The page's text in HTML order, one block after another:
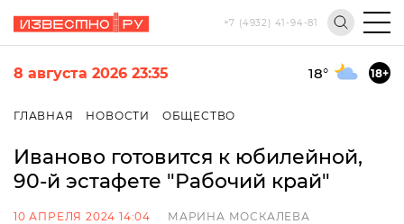
+7 (4932) 41-94-81
8 августа 2026 23:35 18° 18+
ГЛАВНАЯ НОВОСТИ ОБЩЕСТВО
Иваново готовится к юбилейной,
90-й эстафете "Рабочий край"
10 АПРЕЛЯ 2024 14:04 МАРИНА МОСКАЛЕВА